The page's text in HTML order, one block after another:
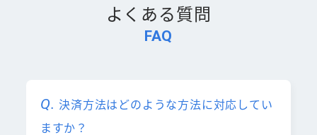
FAQ
よくある質問
決済方法はどのような方法に対応してい
ますか？